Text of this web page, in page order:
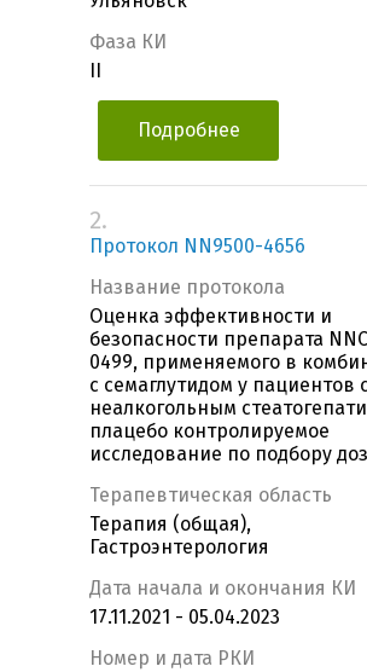
Фаза КИ
Подробнее
2.
Протокол NN9500-4656
Название протокола
Оценка эффективности и
безопасности препарата
0499, применяемого в
с семаглутидом у пациентов с
неалкогольным
плацебо контролируемое
исследование по подбору
Терапевтическая область
Терапия (общая),
Гастроэнтерология
Дата начала и окончания КИ
17.11.2021 - 05.04.2023
Номер и дата РКИ